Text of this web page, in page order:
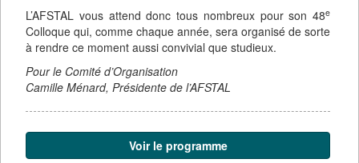
L’AFSTAL vous attend donc tous nombreux pour son 48e
Colloque qui, comme chaque année, sera organisé de sorte
à rendre ce moment aussi convivial que studieux.
Pour le Comité d’Organisation
Camille Ménard, Présidente de l’AFSTAL
Voir le programme